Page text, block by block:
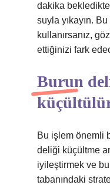
dakika
suyla yıkayın.
kullanırsanız,
ettiğinizi fark
Burun
Bu işlem önemli
deliği küçültme
iyileştirmek ve
tabanındaki